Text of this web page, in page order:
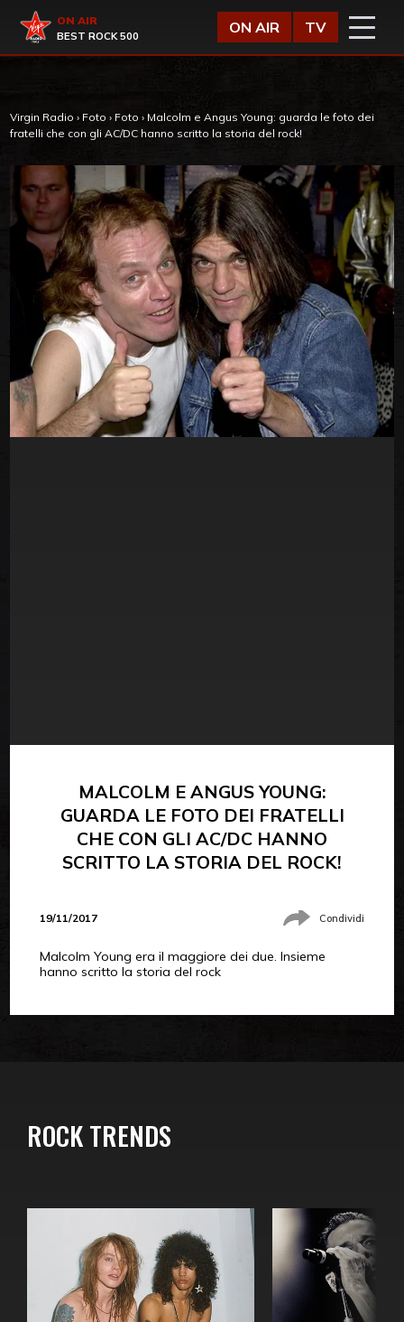
Virgin Radio
ON AIR
BEST ROCK 500
ON AIR TV
Virgin Radio › Foto › Foto › Malcolm e Angus Young: guarda le foto dei
fratelli che con gli AC/DC hanno scritto la storia del rock!
MALCOLM E ANGUS YOUNG:
GUARDA LE FOTO DEI FRATELLI
CHE CON GLI AC/DC HANNO
SCRITTO LA STORIA DEL ROCK!
19/11/2017 Condividi
Malcolm Young era il maggiore dei due. Insieme
hanno scritto la storia del rock
ROCK TRENDS